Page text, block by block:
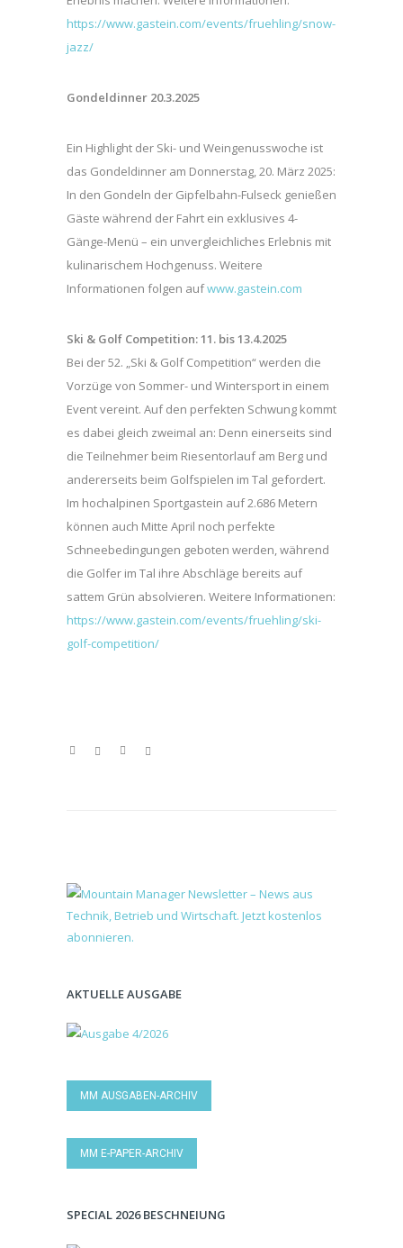
https://www.gastein.com/events/fruehling/snow-
jazz/
Gondeldinner 20.3.2025
Ein Highlight der Ski- und Weingenusswoche ist
das Gondeldinner am Donnerstag, 20. März 2025:
In den Gondeln der Gipfelbahn-Fulseck genießen
Gäste während der Fahrt ein exklusives 4-
Gänge-Menü – ein unvergleichliches Erlebnis mit
kulinarischem Hochgenuss. Weitere
Informationen folgen aufwww.gastein.com
Ski & Golf Competition: 11. bis 13.4.2025
Bei der 52. „Ski & Golf Competition“ werden die
Vorzüge von Sommer- und Wintersport in einem
Event vereint. Auf den perfekten Schwung kommt
es dabei gleich zweimal an: Denn einerseits sind
die Teilnehmer beim Riesentorlauf am Berg und
andererseits beim Golfspielen im Tal gefordert.
Im hochalpinen Sportgastein auf 2.686 Metern
können auch Mitte April noch perfekte
Schneebedingungen geboten werden, während
die Golfer im Tal ihre Abschläge bereits auf
sattem Grün absolvieren. Weitere Informationen:
https://www.gastein.com/events/fruehling/ski-
golf-competition/
AKTUELLE AUSGABE
MM AUSGABEN-ARCHIV
MM E-PAPER-ARCHIV
SPECIAL 2026 BESCHNEIUNG